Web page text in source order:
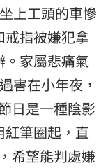
上工頭的車慘
戒指被嫌犯拿
。家屬悲痛氣
害在小年夜，
日是一種陰影
筆圈起，直
希望能判處嫌